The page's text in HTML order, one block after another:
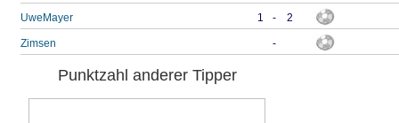
UweMayer 1 - 2
Zimsen -
Punktzahl anderer Tipper